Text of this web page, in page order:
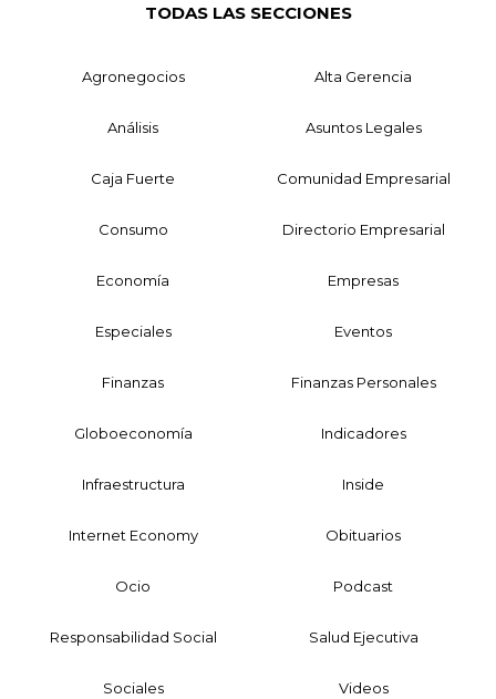
TODAS LAS SECCIONES
Agronegocios Alta Gerencia
Análisis Asuntos Legales
Caja Fuerte Comunidad Empresarial
Consumo Directorio Empresarial
Economía Empresas
Especiales Eventos
Finanzas Finanzas Personales
Globoeconomía Indicadores
Infraestructura Inside
Internet Economy Obituarios
Ocio Podcast
Responsabilidad Social Salud Ejecutiva
Sociales Videos